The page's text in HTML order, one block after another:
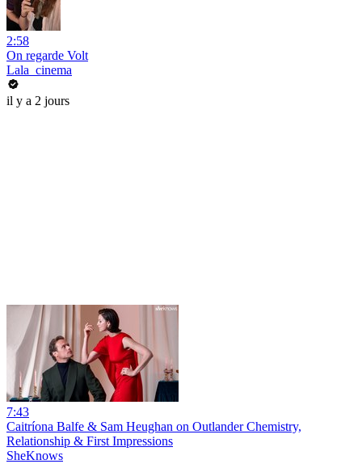
2:58
On regarde Volt
Lala_cinema
il y a 2 jours
7:43
Caitríona Balfe & Sam Heughan on Outlander Chemistry,
Relationship & First Impressions
SheKnows